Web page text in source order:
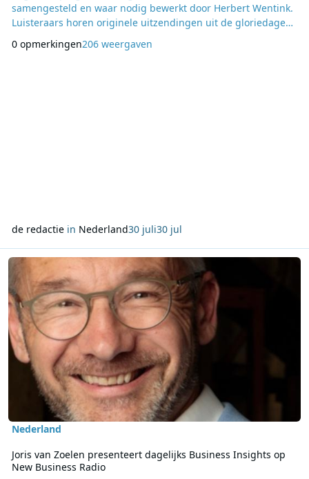
samengesteld en waar nodig bewerkt door Herbert Wentink.
Luisteraars horen originele uitzendingen uit de gloriedagen
programma’s waarin muziek, jingles, commercials en
0 opmerkingen206 weergaven
de redactiein Nederland30 juli30 jul
Lees meer over Joris van Zoelen presenteert dagelijks Business
Nederland
Joris van Zoelen presenteert dagelijks Business Insights op
New Business Radio